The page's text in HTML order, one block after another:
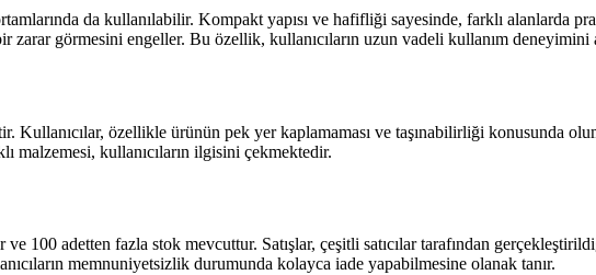
da kullanılabilir. Kompakt yapısı ve hafifliği sayesinde, farklı alanlarda
zarar görmesini engeller. Bu özellik, kullanıcıların uzun vadeli kullanım deneyimini
Kullanıcılar, özellikle ürünün pek yer kaplamaması ve taşınabilirliği konusunda
malzemesi, kullanıcıların ilgisini çekmektedir.
100 adetten fazla stok mevcuttur. Satışlar, çeşitli satıcılar tarafından
memnuniyetsizlik durumunda kolayca iade yapabilmesine olanak tanır.